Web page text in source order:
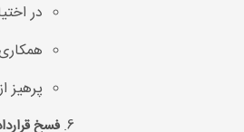
در
پرهیز
فسخ